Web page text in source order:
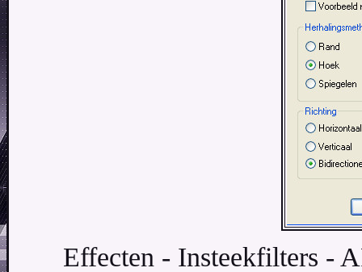
Effecten - Insteekfilters -